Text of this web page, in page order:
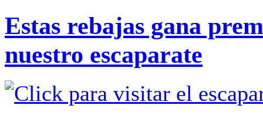
Estas rebajas gana
nuestro escaparate